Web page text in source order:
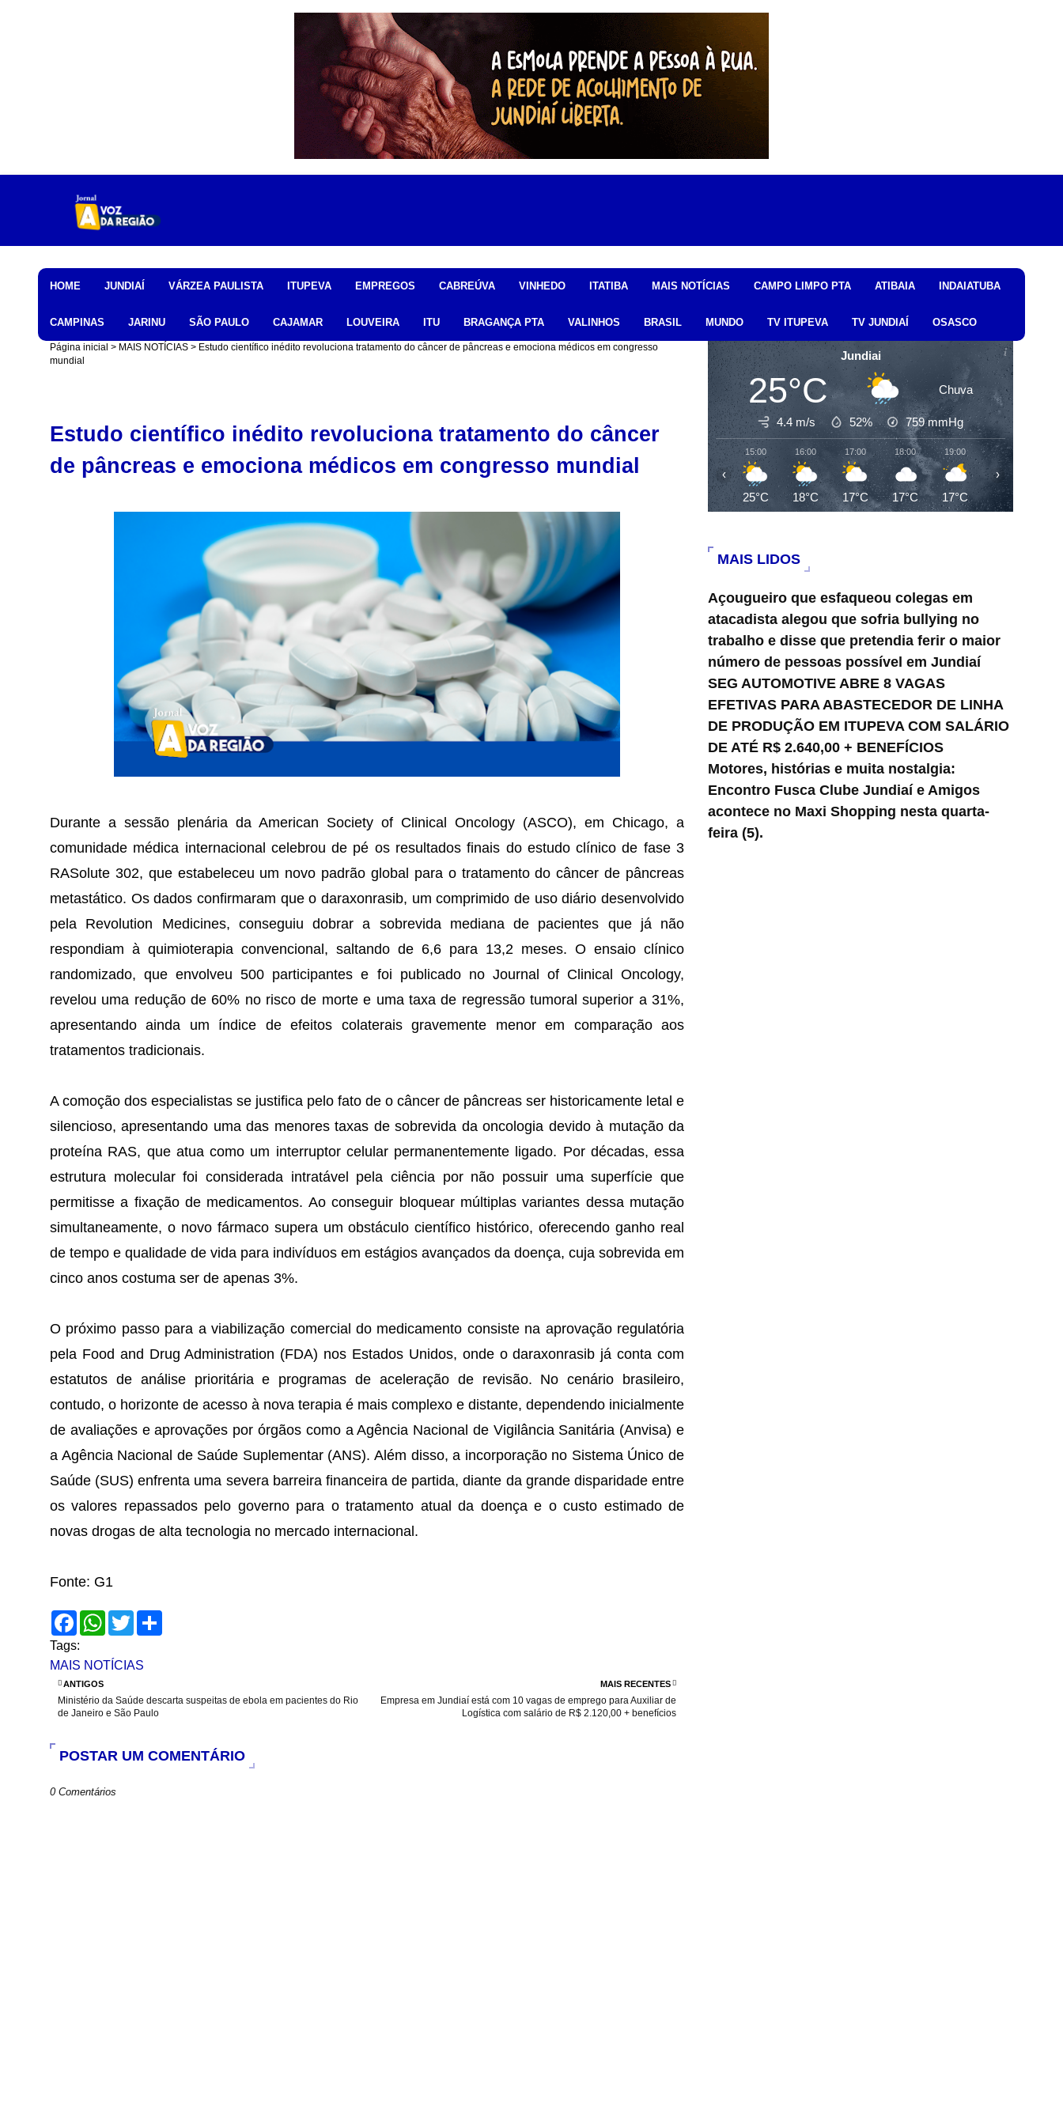
HOME JUNDIAÍ VÁRZEA PAULISTA ITUPEVA EMPREGOS CABREÚVA VINHEDO ITATIBA MAIS NOTÍCIAS CAMPO LIMPO PTA ATIBAIA INDAIATUBA
CAMPINAS JARINU SÃO PAULO CAJAMAR LOUVEIRA ITU BRAGANÇA PTA VALINHOS BRASIL MUNDO TV ITUPEVA TV JUNDIAÍ OSASCO
Página inicial MAIS NOTÍCIAS
Estudo científico inédito revoluciona tratamento do câncer de pâncreas e emociona médicos em congresso
mundial
Estudo científico inédito revoluciona tratamento do câncer
de pâncreas e emociona médicos em congresso mundial
Durante a sessão plenária da American Society of Clinical Oncology (ASCO), em Chicago, a
comunidade médica internacional celebrou de pé os resultados finais do estudo clínico de fase 3
RASolute 302, que estabeleceu um novo padrão global para o tratamento do câncer de pâncreas
metastático. Os dados confirmaram que o daraxonrasib, um comprimido de uso diário desenvolvido
pela Revolution Medicines, conseguiu dobrar a sobrevida mediana de pacientes que já não
respondiam à quimioterapia convencional, saltando de 6,6 para 13,2 meses. O ensaio clínico
randomizado, que envolveu 500 participantes e foi publicado no Journal of Clinical Oncology,
revelou uma redução de 60% no risco de morte e uma taxa de regressão tumoral superior a 31%,
apresentando ainda um índice de efeitos colaterais gravemente menor em comparação aos
tratamentos tradicionais.
A comoção dos especialistas se justifica pelo fato de o câncer de pâncreas ser historicamente letal e
silencioso, apresentando uma das menores taxas de sobrevida da oncologia devido à mutação da
proteína RAS, que atua como um interruptor celular permanentemente ligado. Por décadas, essa
estrutura molecular foi considerada intratável pela ciência por não possuir uma superfície que
permitisse a fixação de medicamentos. Ao conseguir bloquear múltiplas variantes dessa mutação
simultaneamente, o novo fármaco supera um obstáculo científico histórico, oferecendo ganho real
de tempo e qualidade de vida para indivíduos em estágios avançados da doença, cuja sobrevida em
cinco anos costuma ser de apenas 3%.
O próximo passo para a viabilização comercial do medicamento consiste na aprovação regulatória
pela Food and Drug Administration (FDA) nos Estados Unidos, onde o daraxonrasib já conta com
estatutos de análise prioritária e programas de aceleração de revisão. No cenário brasileiro,
contudo, o horizonte de acesso à nova terapia é mais complexo e distante, dependendo inicialmente
de avaliações e aprovações por órgãos como a Agência Nacional de Vigilância Sanitária (Anvisa) e
a Agência Nacional de Saúde Suplementar (ANS). Além disso, a incorporação no Sistema Único de
Saúde (SUS) enfrenta uma severa barreira financeira de partida, diante da grande disparidade entre
os valores repassados pelo governo para o tratamento atual da doença e o custo estimado de
novas drogas de alta tecnologia no mercado internacional.
Fonte: G1
F
a
c
e
b
o
k
W
h
s
p
T
w
t
Tags:
MAIS NOTÍCIAS
MAIS RECENTES
Empresa em Jundiaí está com 10 vagas de emprego para Auxiliar de
Logística com salário de R$ 2.120,00 + benefícios
ANTIGOS
Ministério da Saúde descarta suspeitas de ebola em pacientes do Rio
de Janeiro e São Paulo
POSTAR UM COMENTÁRIO
0 Comentários
Jundiai
25°C Chuva
4.4 m/s 52% 759mmHg
15:00
25°C
16:00
18°C
17:00
17°C
18:00
17°C
19:00
17°C
20:00
16°C
‹ ›
MAIS LIDOS
Açougueiro que esfaqueou colegas em
atacadista alegou que sofria bullying no
trabalho e disse que pretendia ferir o maior
número de pessoas possível em Jundiaí
SEG AUTOMOTIVE ABRE 8 VAGAS
EFETIVAS PARA ABASTECEDOR DE LINHA
DE PRODUÇÃO EM ITUPEVA COM SALÁRIO
DE ATÉ R$ 2.640,00 + BENEFÍCIOS
Motores, histórias e muita nostalgia:
Encontro Fusca Clube Jundiaí e Amigos
acontece no Maxi Shopping nesta quarta-
feira (5).